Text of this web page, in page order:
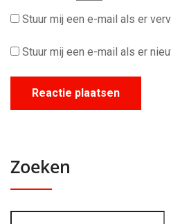
Stuur mij een e-mail als er
Stuur mij een e-mail als er
Zoeken